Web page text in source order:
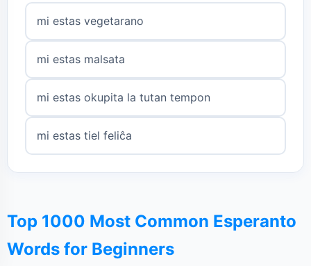
mi estas vegetarano
mi estas malsata
mi estas okupita la tutan tempon
mi estas tiel feliĉa
Top 1000 Most Common Esperanto
Words for Beginners